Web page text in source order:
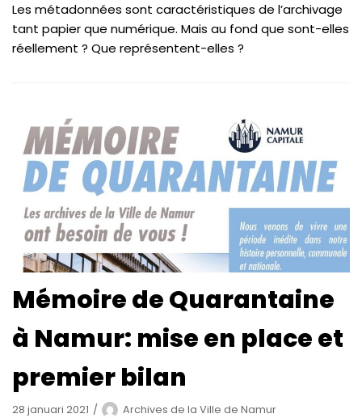
Les métadonnées sont caractéristiques de l’archivage
tant papier que numérique. Mais au fond que sont-elles
réellement ? Que représentent-elles ?
Mémoire de Quarantaine
à Namur: mise en place et
premier bilan
28 januari 2021 Archives de la Ville de Namur